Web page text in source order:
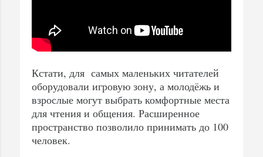
Кстати, для самых маленьких читателей
оборудовали игровую зону, а молодёжь и
взрослые могут выбрать комфортные места
для чтения и общения. Расширенное
пространство позволило принимать до 100
человек.